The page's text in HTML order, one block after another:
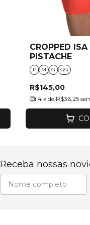
CROPPED ISA
PISTACHE
P M G GG
R$145,00
4 x de R$36,25
Receba nossas